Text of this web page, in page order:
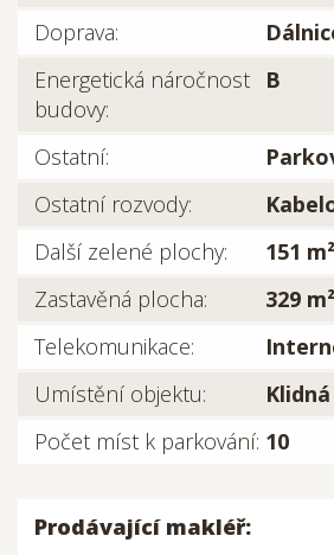
Doprava:
Energetická náročnost
budovy:
B
Ostatní:
Ostatní rozvody:
Další zelené plochy:
151 m²
Zastavěná plocha:
329 m²
Telekomunikace:
Umístění objektu:
Počet míst k parkování: 10
Prodávající makléř: